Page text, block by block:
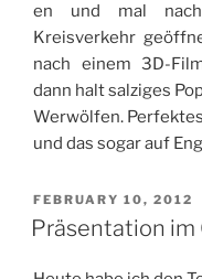
en und mal
Kreisverkehr
nach einem 3D-
dann halt salziges
Werwölfen.
und das sogar auf
POSTED
ON
FEBRUARY 10, 2012
Präsentation im